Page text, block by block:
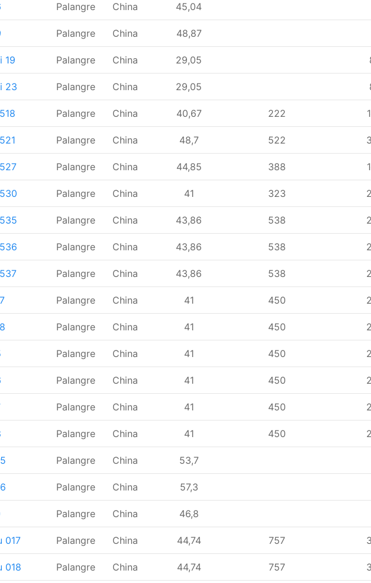
Palangre China 45,04
Palangre China 48,87
19 Palangre China 29,05
23 Palangre China 29,05
Palangre China 40,67 222
Palangre China 48,7 522
Palangre China 44,85 388
Palangre China 41 323
Palangre China 43,86 538
Palangre China 43,86 538
Palangre China 43,86 538
Palangre China 41 450
Palangre China 41 450
Palangre China 41 450
Palangre China 41 450
Palangre China 41 450
Palangre China 41 450
Palangre China 53,7
Palangre China 57,3
Palangre China 46,8
017 Palangre China 44,74 757
018 Palangre China 44,74 757